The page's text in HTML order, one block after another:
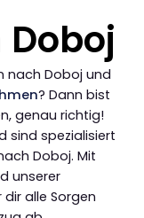
nach Doboj und
? Dann bist
genau richtig!
sind spezialisiert
Doboj. Mit
unserer
alle Sorgen